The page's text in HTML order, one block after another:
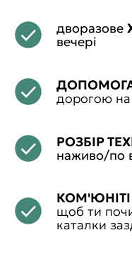
дворазове
вечері
дорогою на
РОЗБІР
наживо/по
КОМ'ЮНІТІ
щоб ти
каталки